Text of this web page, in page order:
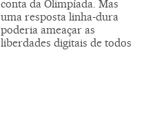
conta da Olimpíada. Mas
uma resposta linha-dura
poderia ameaçar as
liberdades digitais de todos